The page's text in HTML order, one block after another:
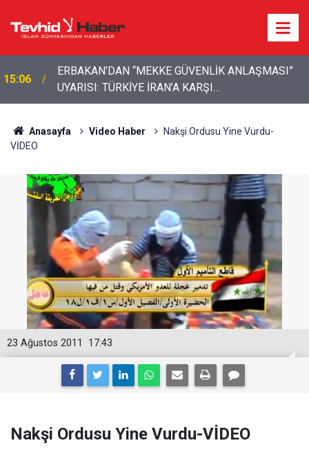
15:06
ERBAKAN’DAN “MEKKE GÜVENLİK ANLAŞMASI”
UYARISI: TÜRKİYE İRAN’A KARŞI
KONUMLANDIRILMAMALI
Anasayfa Video Haber
Nakşi Ordusu Yine Vurdu-
VİDEO
17:43
23 Ağustos 2011
Nakşi Ordusu Yine Vurdu-VİDEO